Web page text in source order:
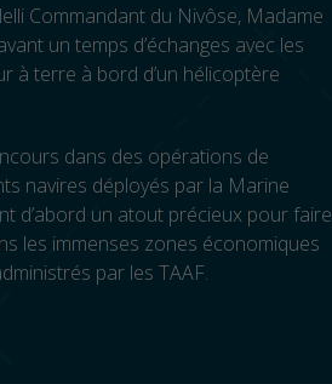
Commandant du Nivôse, Madame
un temps d’échanges avec les
à terre à bord d’un hélicoptère
dans des opérations de
navires déployés par la Marine
d’abord un atout précieux pour faire
les immenses zones économiques
par les TAAF.